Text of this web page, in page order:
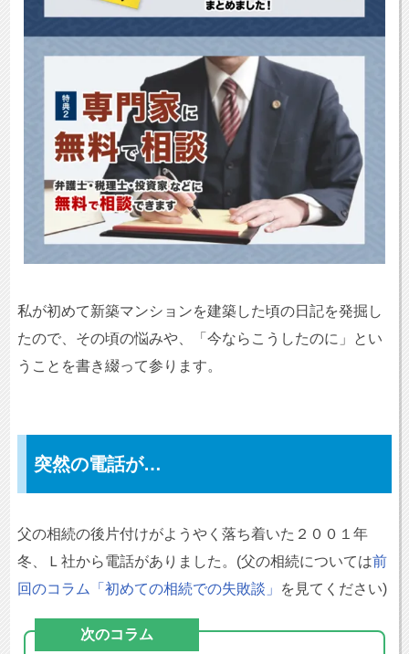
私が初めて新築マンションを建築した頃の日記を発掘し
たので、その頃の悩みや、「今ならこうしたのに」とい
うことを書き綴って参ります。
突然の電話が…
父の相続の後片付けがようやく落ち着いた２００１年
冬、Ｌ社から電話がありました。(父の相続については前
回のコラム「初めての相続での失敗談」
を見てください)
次のコラム